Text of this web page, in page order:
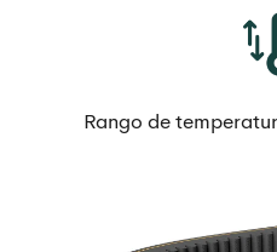
Rango de